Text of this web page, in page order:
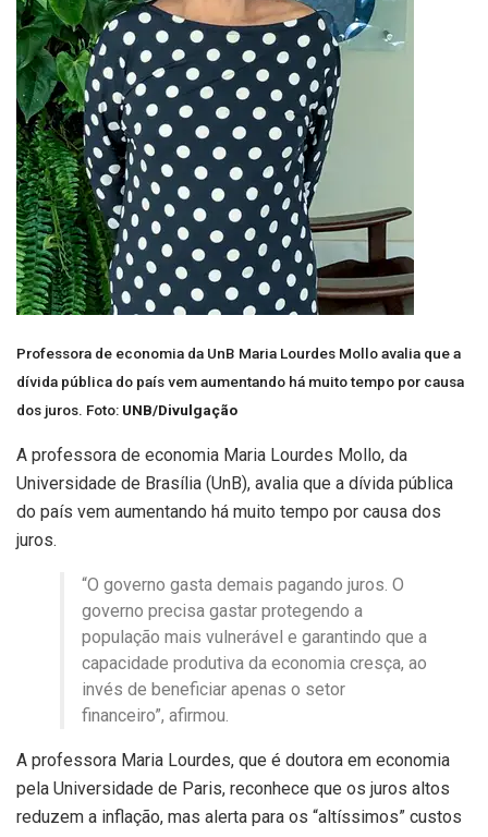
Professora de economia da UnB Maria Lourdes Mollo avalia que a
dívida pública do país vem aumentando há muito tempo por causa
dos juros. Foto: UNB/Divulgação
A professora de economia Maria Lourdes Mollo, da
Universidade de Brasília (UnB), avalia que a dívida pública
do país vem aumentando há muito tempo por causa dos
juros.
“O governo gasta demais pagando juros. O
governo precisa gastar protegendo a
população mais vulnerável e garantindo que a
capacidade produtiva da economia cresça, ao
invés de beneficiar apenas o setor
financeiro”, afirmou.
A professora Maria Lourdes, que é doutora em economia
pela Universidade de Paris, reconhece que os juros altos
reduzem a inflação, mas alerta para os “altíssimos” custos